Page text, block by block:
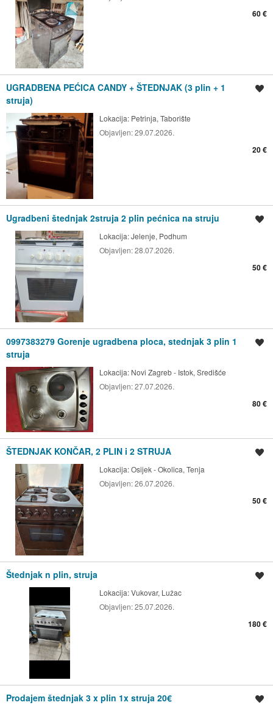
60 €
UGRADBENA PEĆICA CANDY + ŠTEDNJAK (3 plin + 1
struja)
Lokacija: Petrinja, Taborište
Objavljen:29.07.2026.
20 €
Ugradbeni štednjak 2struja 2 plin pećnica na struju
Lokacija:Jelenje, Podhum
Objavljen:28.07.2026.
50 €
0997383279 Gorenje ugradbena ploca, stednjak 3 plin 1
struja
Lokacija: Novi Zagreb - Istok, Središće
Objavljen:27.07.2026.
80 €
ŠTEDNJAK KONČAR, 2 PLIN i 2 STRUJA
Lokacija:Osijek - Okolica, Tenja
Objavljen:26.07.2026.
50 €
Štednjak n plin, struja
Lokacija:Vukovar, Lužac
Objavljen:25.07.2026.
180 €
Prodajem štednjak 3 x plin 1x struja 20€